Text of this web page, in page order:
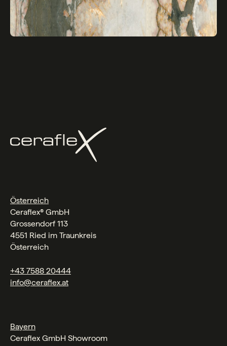
Österreich
Ceraflex® GmbH
Grossendorf 113
4551 Ried im Traunkreis
Österreich
+43 7588 20444
info@ceraflex.at
Bayern
Ceraflex GmbH Showroom